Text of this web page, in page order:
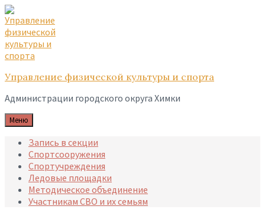
Skip
to
content
Skip
to
main
navigation
Skip
to
footer
Управление физической культуры и спорта
Администрации городского округа Химки
Меню
Запись в секции
Спортсооружения
Спортучреждения
Ледовые площадки
Методическое объединение
Участникам СВО и их семьям